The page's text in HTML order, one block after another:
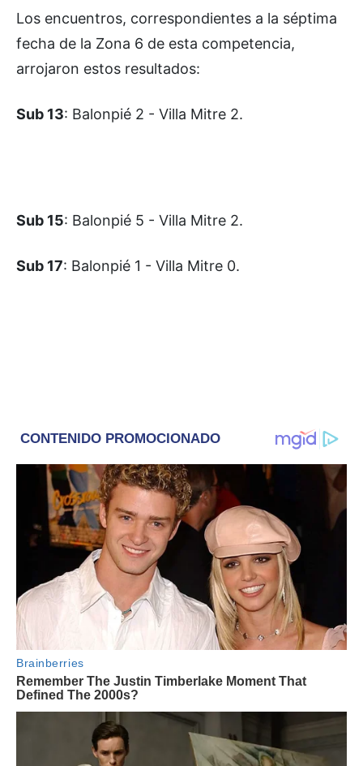
Los encuentros, correspondientes a la séptima
fecha de la Zona 6 de esta competencia,
arrojaron estos resultados:
Sub 13: Balonpié 2 - Villa Mitre 2.
Sub 15: Balonpié 5 - Villa Mitre 2.
Sub 17: Balonpié 1 - Villa Mitre 0.